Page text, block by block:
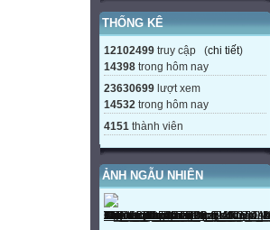
THỐNG KÊ
12102499 truy cập (chi tiết)
14398 trong hôm nay
23630699 lượt xem
14532 trong hôm nay
4151 thành viên
ẢNH NGẪU NHIÊN